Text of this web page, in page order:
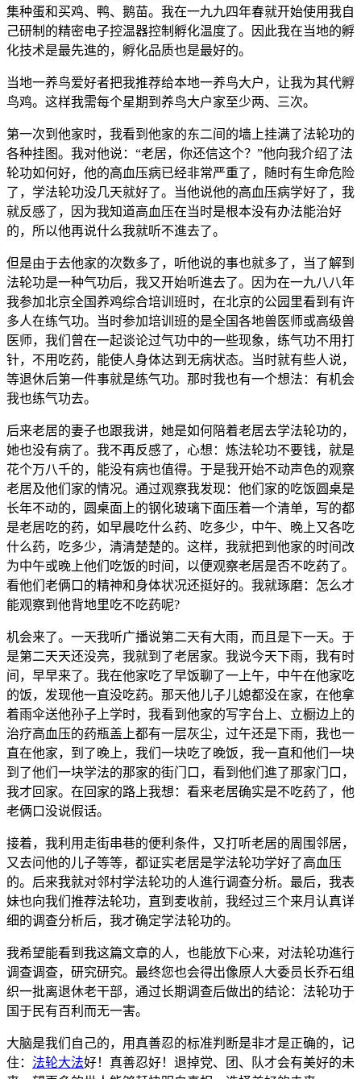
集种蛋和买鸡、鸭、鹅苗。我在一九九四年春就开始使用我自
己研制的精密电子控温器控制孵化温度了。因此我在当地的孵
化技术是最先進的，孵化品质也是最好的。
当地一养鸟爱好者把我推荐给本地一养鸟大户，让我为其代孵
鸟鸡。这样我需每个星期到养鸟大户家至少两、三次。
第一次到他家时，我看到他家的东二间的墙上挂满了法轮功的
各种挂图。我对他说：“老居，你还信这个？”他向我介绍了法
轮功如何好，他的高血压病已经非常严重了，随时有生命危险
了，学法轮功没几天就好了。当他说他的高血压病学好了，我
就反感了，因为我知道高血压在当时是根本没有办法能治好
的，所以他再说什么我就听不進去了。
但是由于去他家的次数多了，听他说的事也就多了，当了解到
法轮功是一种气功后，我又开始听進去了。因为在一九八八年
我参加北京全国养鸡综合培训班时，在北京的公园里看到有许
多人在练气功。当时参加培训班的是全国各地兽医师或高级兽
医师，我们曾在一起谈论过气功中的一些现象，练气功不用打
针，不用吃药，能使人身体达到无病状态。当时就有些人说，
等退休后第一件事就是练气功。那时我也有一个想法：有机会
我也练气功去。
后来老居的妻子也跟我讲，她是如何陪着老居去学法轮功的，
她也没有病了。我不再反感了，心想：炼法轮功不要钱，就是
花个万八千的，能没有病也值得。于是我开始不动声色的观察
老居及他们家的情况。通过观察我发现：他们家的吃饭圆桌是
长年不动的，圆桌面上的钢化玻璃下面压着一个清单，写的都
是老居吃的药，如早晨吃什么药、吃多少，中午、晚上又各吃
什么药，吃多少，清清楚楚的。这样，我就把到他家的时间改
为中午或晚上他们吃饭的时间，以便观察老居是否不吃药了。
看他们老俩口的精神和身体状况还挺好的。我就琢磨：怎么才
能观察到他背地里吃不吃药呢?
机会来了。一天我听广播说第二天有大雨，而且是下一天。于
是第二天天还没亮，我就到了老居家。我说今天下雨，我有时
间，早早来了。我在他家吃了早饭聊了一上午，中午在他家吃
的饭，发现他一直没吃药。那天他儿子儿媳都没在家，在他拿
着雨伞送他孙子上学时，我看到他家的写字台上、立橱边上的
治疗高血压的药瓶盖上都有一层灰尘，过午还是下雨，我也一
直在他家，到了晚上，我们一块吃了晚饭，我一直和他们一块
到了他们一块学法的那家的街门口，看到他们進了那家门口，
我才回家。在回家的路上我想：看来老居确实是不吃药了，他
老俩口没说假话。
接着，我利用走街串巷的便利条件，又打听老居的周围邻居，
又去问他的儿子等等，都证实老居是学法轮功学好了高血压
的。后来我就对邻村学法轮功的人進行调查分析。最后，我表
妹也向我们推荐法轮功，直到麦收前，我经过三个来月认真详
细的调查分析后，我才确定学法轮功的。
我希望能看到我这篇文章的人，也能放下心来，对法轮功進行
调查调查，研究研究。最终您也会得出像原人大委员长乔石组
织一批离退休老干部，通过长期调查后做出的结论：法轮功于
国于民有百利而无一害。
大脑是我们自己的，用真善忍的标准判断是非才是正确的，记
住： 法轮大法好！真善忍好！退掉党、团、队才会有美好的未